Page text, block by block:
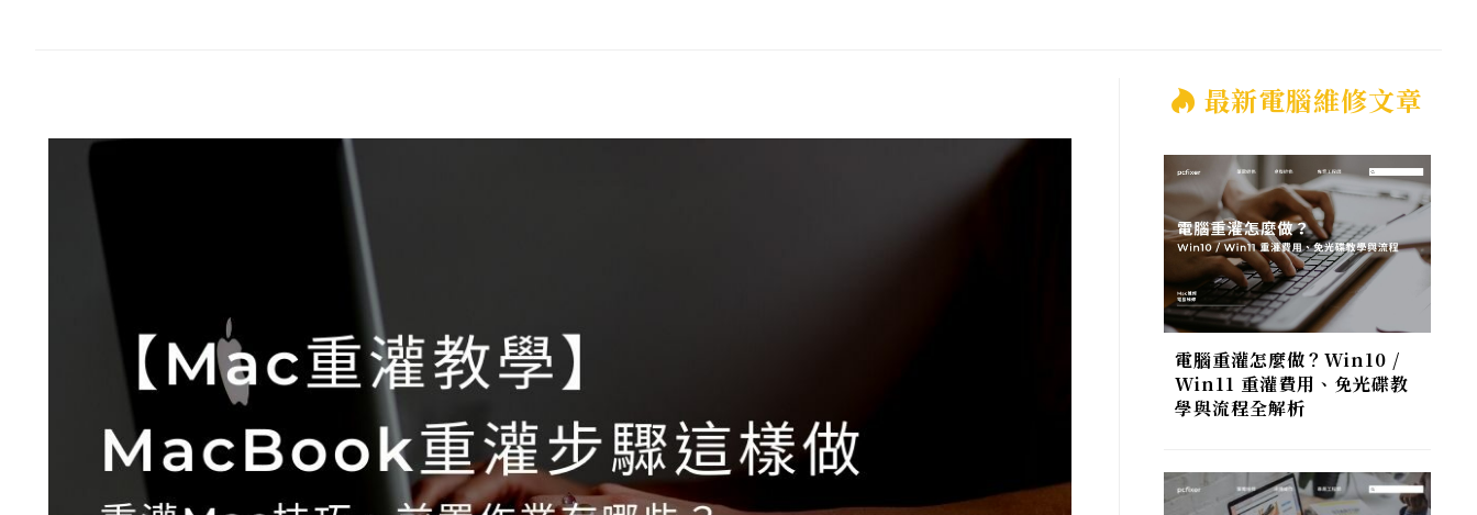
最新電腦維修文章
電腦重灌怎麼做？Win10 /
Win11 重灌費用、免光碟教
學與流程全解析